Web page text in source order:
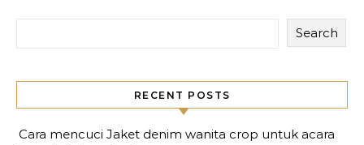
Search
RECENT POSTS
Cara mencuci Jaket denim wanita crop untuk acara